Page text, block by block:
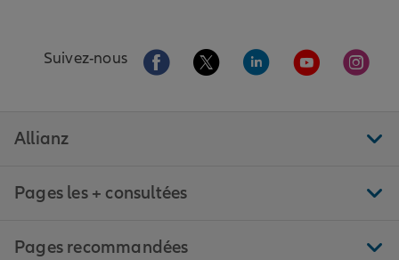
Suivez-nous Aller sur la page Facebook de Allianz
Aller sur la page Twitter de
Aller sur la page
Aller sur la
Aller
Allianz
Pages les + consultées
Pages recommandées